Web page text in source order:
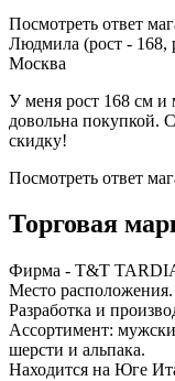
Посмотреть ответ
Людмила (рост - 168,
Москва
У меня рост 168 см
довольна покупкой.
скидку!
Посмотреть ответ
Торговая
Фирма - T&T
Место
Разработка и
Ассортимент:
шерсти и альпака.
Находится на Юге